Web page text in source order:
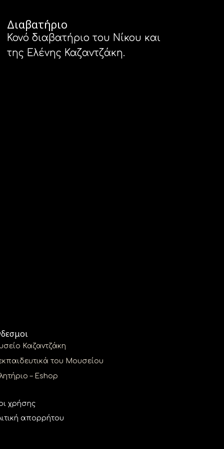
Διαβατήριο
Κονό διαβατήριο του Νίκου και
της Ελένης Καζαντζάκη.
Καζαντζάκη
του Μουσείου
– Eshop
χρήσης
απορρήτου